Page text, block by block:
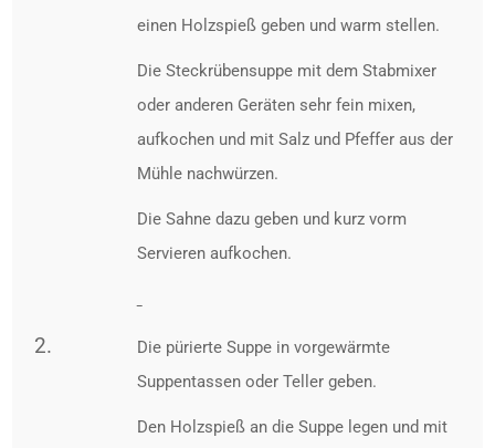
einen Holzspieß geben und warm stellen.
Die Steckrübensuppe mit dem Stabmixer
oder anderen Geräten sehr fein mixen,
aufkochen und mit Salz und Pfeffer aus der
Mühle nachwürzen.
Die Sahne dazu geben und kurz vorm
Servieren aufkochen.
Die pürierte Suppe in vorgewärmte
Suppentassen oder Teller geben.
Den Holzspieß an die Suppe legen und mit